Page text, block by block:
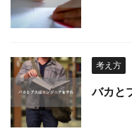
考え方
バカと